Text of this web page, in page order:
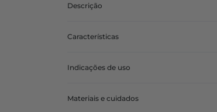
Descrição
Características
Indicações de uso
Materiais e cuidados